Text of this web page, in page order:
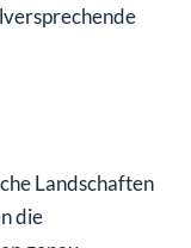
Landschaften
die